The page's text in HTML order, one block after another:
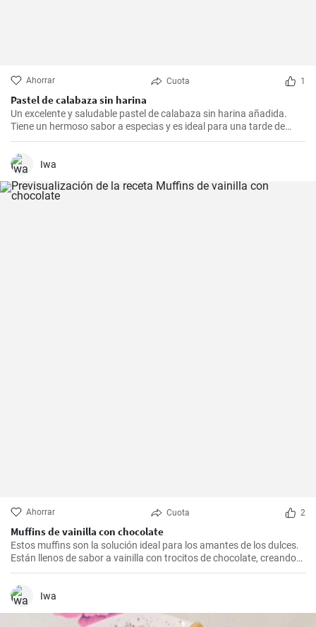
Ahorrar Cuota 1
Pastel de calabaza sin harina
Un excelente y saludable pastel de calabaza sin harina añadida.
Tiene un hermoso sabor a especias y es ideal para una tarde de
otoño.
Iwa
Ahorrar Cuota 2
Muffins de vainilla con chocolate
Estos muffins son la solución ideal para los amantes de los dulces.
Están llenos de sabor a vainilla con trocitos de chocolate, creando
una combinación irresistible.
Iwa